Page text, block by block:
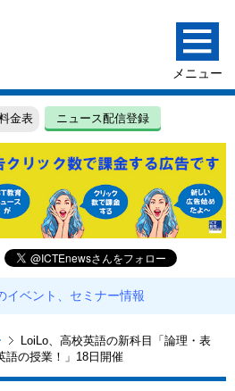
金表 ニュース配信登録
イベント、セミナー情報
LoiLo、高校英語の新科目「論理・表
語の授業！」18日開催